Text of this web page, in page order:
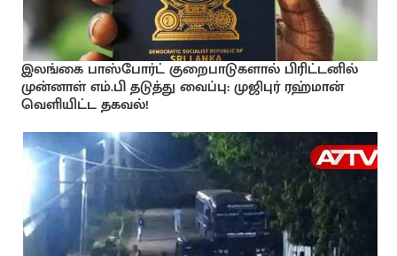
இலங்கை பாஸ்போர்ட் குறைபாடுகளால் பிரிட்டனில்
முன்னாள் எம்.பி தடுத்து வைப்பு: முஜிபுர் ரஹ்மான்
வெளியிட்ட தகவல்!